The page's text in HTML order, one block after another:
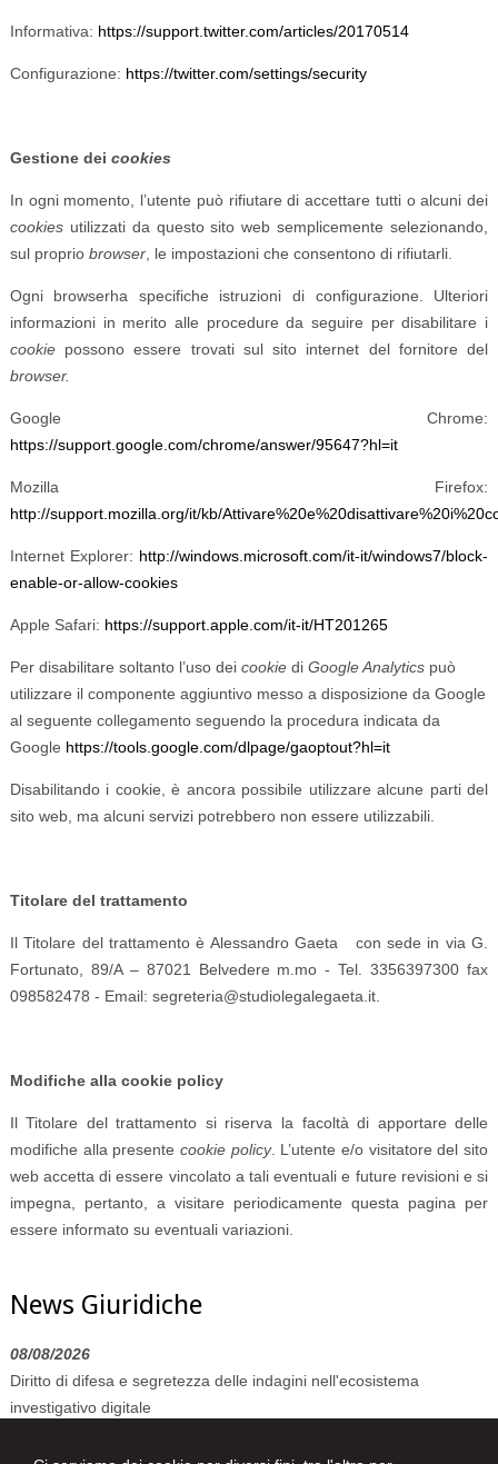
Informativa: https://support.twitter.com/articles/20170514
Configurazione: https://twitter.com/settings/security
Gestione dei cookies
In ogni momento, l’utente può rifiutare di accettare tutti o alcuni dei
cookies utilizzati da questo sito web semplicemente selezionando,
sul proprio browser, le impostazioni che consentono di rifiutarli.
Ogni browserha specifiche istruzioni di configurazione. Ulteriori
informazioni in merito alle procedure da seguire per disabilitare i
cookie possono essere trovati sul sito internet del fornitore del
browser.
Google Chrome:
https://support.google.com/chrome/answer/95647?hl=it
Mozilla Firefox:
http://support.mozilla.org/it/kb/
Internet Explorer: http://windows.microsoft.com/it-it/windows7/block-
enable-or-allow-cookies
Apple Safari: https://support.apple.com/it-it/HT201265
Per disabilitare soltanto l’uso dei cookie di Google Analytics può
utilizzare il componente aggiuntivo messo a disposizione da Google
al seguente collegamento seguendo la procedura indicata da
Google https://tools.google.com/dlpage/gaoptout?hl=it
Disabilitando i cookie, è ancora possibile utilizzare alcune parti del
sito web, ma alcuni servizi potrebbero non essere utilizzabili.
Titolare del trattamento
Il Titolare del trattamento è Alessandro Gaeta con sede in via G.
Fortunato, 89/A – 87021 Belvedere m.mo - Tel. 3356397300 fax
098582478 - Email: segreteria@studiolegalegaeta.it.
Modifiche alla cookie policy
Il Titolare del trattamento si riserva la facoltà di apportare delle
modifiche alla presente cookie policy. L’utente e/o visitatore del sito
web accetta di essere vincolato a tali eventuali e future revisioni e si
impegna, pertanto, a visitare periodicamente questa pagina per
essere informato su eventuali variazioni.
News Giuridiche
08/08/2026
Diritto di difesa e segretezza delle indagini nell'ecosistema
investigativo digitale